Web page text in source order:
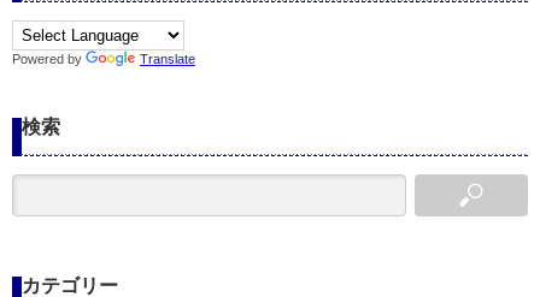
Powered by Translate
検索
カテゴリー